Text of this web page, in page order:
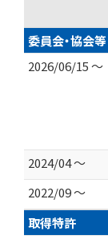
委員会・協会等
2026/06/15 ～
2024/04 ～
2022/09 ～
取得特許